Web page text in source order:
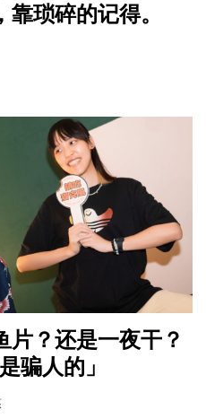
琐碎的记得。
片？还是一夜干？
骗人的」